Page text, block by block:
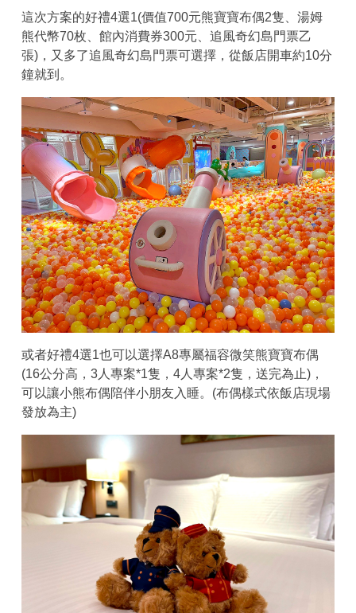
這次方案的好禮4選1(價值700元熊寶寶布偶2隻、湯姆
熊代幣70枚、館內消費券300元、追風奇幻島門票乙
張)，又多了追風奇幻島門票可選擇，從飯店開車約10分
鐘就到。
或者好禮4選1也可以選擇A8專屬福容微笑熊寶寶布偶
(16公分高，3人專案*1隻，4人專案*2隻，送完為止)，
可以讓小熊布偶陪伴小朋友入睡。(布偶樣式依飯店現場
發放為主)